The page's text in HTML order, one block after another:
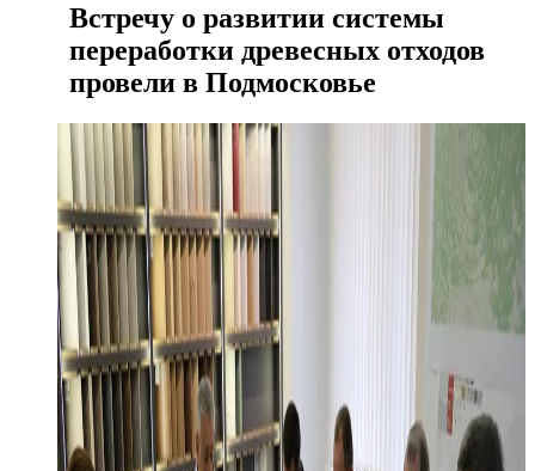
Встречу о развитии системы
переработки древесных отходов
провели в Подмосковье